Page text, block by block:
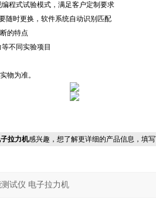
程式试验模式，满足客户定制要求
随时更换，软件系统自动识别匹配
的特点
不同实验项目
物为准。
拉力机感兴趣，想了解更详细的产品信息，填